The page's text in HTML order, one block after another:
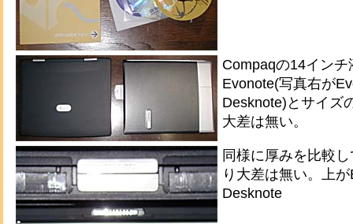
Compaqの14インチ
Evonote(写真右が
Desknote)とサイズ
大差は無い。
同様に厚みを比較
り大差は無い。上
Desknote